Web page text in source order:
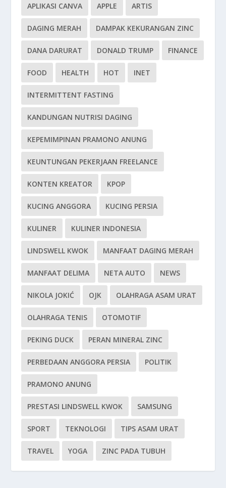
APLIKASI CANVA APPLE ARTIS
DAGING MERAH DAMPAK KEKURANGAN ZINC
DANA DARURAT DONALD TRUMP FINANCE
FOOD HEALTH HOT INET
INTERMITTENT FASTING
KANDUNGAN NUTRISI DAGING
KEPEMIMPINAN PRAMONO ANUNG
KEUNTUNGAN PEKERJAAN FREELANCE
KONTEN KREATOR KPOP
KUCING ANGGORA KUCING PERSIA
KULINER KULINER INDONESIA
LINDSWELL KWOK MANFAAT DAGING MERAH
MANFAAT DELIMA NETA AUTO NEWS
NIKOLA JOKIĆ OJK OLAHRAGA ASAM URAT
OLAHRAGA TENIS OTOMOTIF
PEKING DUCK PERAN MINERAL ZINC
PERBEDAAN ANGGORA PERSIA POLITIK
PRAMONO ANUNG
PRESTASI LINDSWELL KWOK SAMSUNG
SPORT TEKNOLOGI TIPS ASAM URAT
TRAVEL YOGA ZINC PADA TUBUH